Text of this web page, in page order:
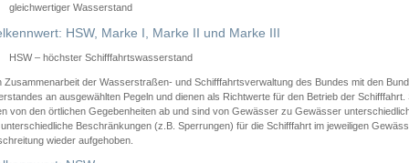
gleichwertiger Wasserstand
HSW, Marke I, Marke II und Marke III
HSW – höchster Schifffahrtswasserstand
Zusammenarbeit der Wasserstraßen- und Schifffahrtsverwaltung des Bundes mit den
an ausgewählten Pegeln und dienen als Richtwerte für den Betrieb der
von den örtlichen Gegebenheiten ab und sind von Gewässer zu Gewässer
Beschränkungen (z.B. Sperrungen) für die Schifffahrt im jeweiligen
wieder aufgehoben.